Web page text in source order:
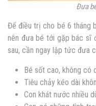
Đưa
Để điều trị cho bé 6 tháng
nên đưa bé tới gặp bác sĩ
sau, cần ngay lập tức đưa
Bé sốt cao, không có
Tiêu chảy kéo dài
Con khát nước nhiều